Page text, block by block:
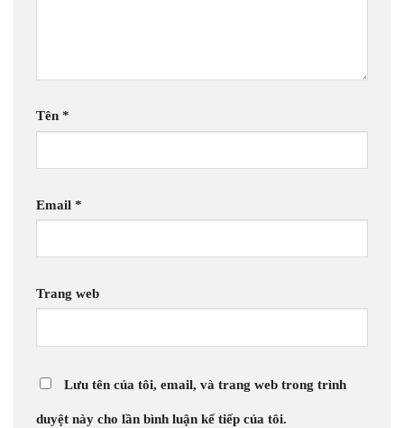
Tên *
Email *
Trang web
Lưu tên của tôi, email, và trang web trong trình
duyệt này cho lần bình luận kế tiếp của tôi.